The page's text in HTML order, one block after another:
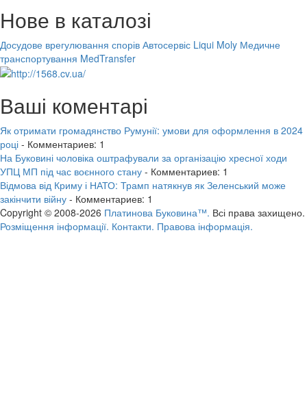
Нове в каталозі
Досудове врегулювання спорів Автосервіс Liqui Moly Медичне
транспортування MedTransfer
Ваші коментарі
Як отримати громадянство Румунії: умови для оформлення в 2024
році - Комментариев: 1
На Буковині чоловіка оштрафували за організацію хресної ходи
УПЦ МП під час воєнного стану - Комментариев: 1
Відмова від Криму і НАТО: Трамп натякнув як Зеленський може
закінчити війну - Комментариев: 1
Copyright © 2008-2026 Платинова Буковина™. Всі права захищено.
Розміщення інформації. Контакти. Правова інформація.